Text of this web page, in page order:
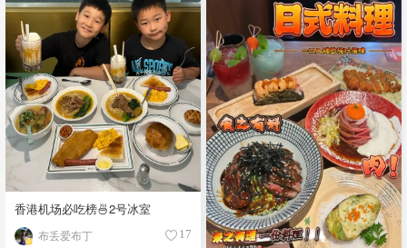
香港机场必吃榜🍜2号冰室
布丢爱布丁 17